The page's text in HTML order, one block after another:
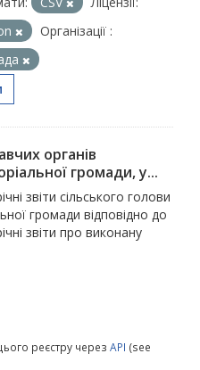
Організації :
органів
громади, у...
звіти сільського голови
громади відповідно до
звіти про виконану
реєстру через API (see